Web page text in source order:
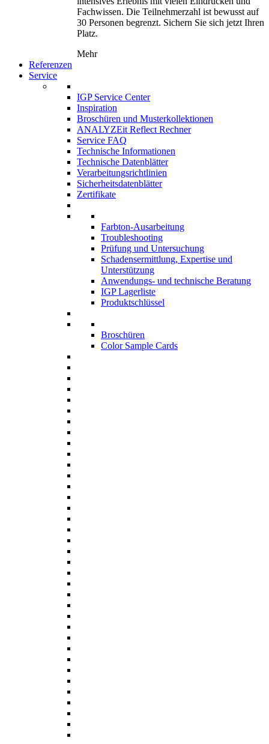
Fachwissen. Die Teilnehmerzahl ist bewusst auf
30 Personen begrenzt. Sichern Sie sich jetzt Ihren
Platz.
Mehr
Referenzen
Service
IGP Service Center
Inspiration
Broschüren und Musterkollektionen
ANALYZEit Reflect Rechner
Service FAQ
Technische Informationen
Technische Datenblätter
Verarbeitungsrichtlinien
Sicherheitsdatenblätter
Zertifikate
Farbton-Ausarbeitung
Troubleshooting
Prüfung und Untersuchung
Schadensermittlung, Expertise und
Unterstützung
Anwendungs- und technische Beratung
IGP Lagerliste
Produktschlüssel
Broschüren
Color Sample Cards